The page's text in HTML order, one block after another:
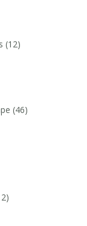
(12)
(46)